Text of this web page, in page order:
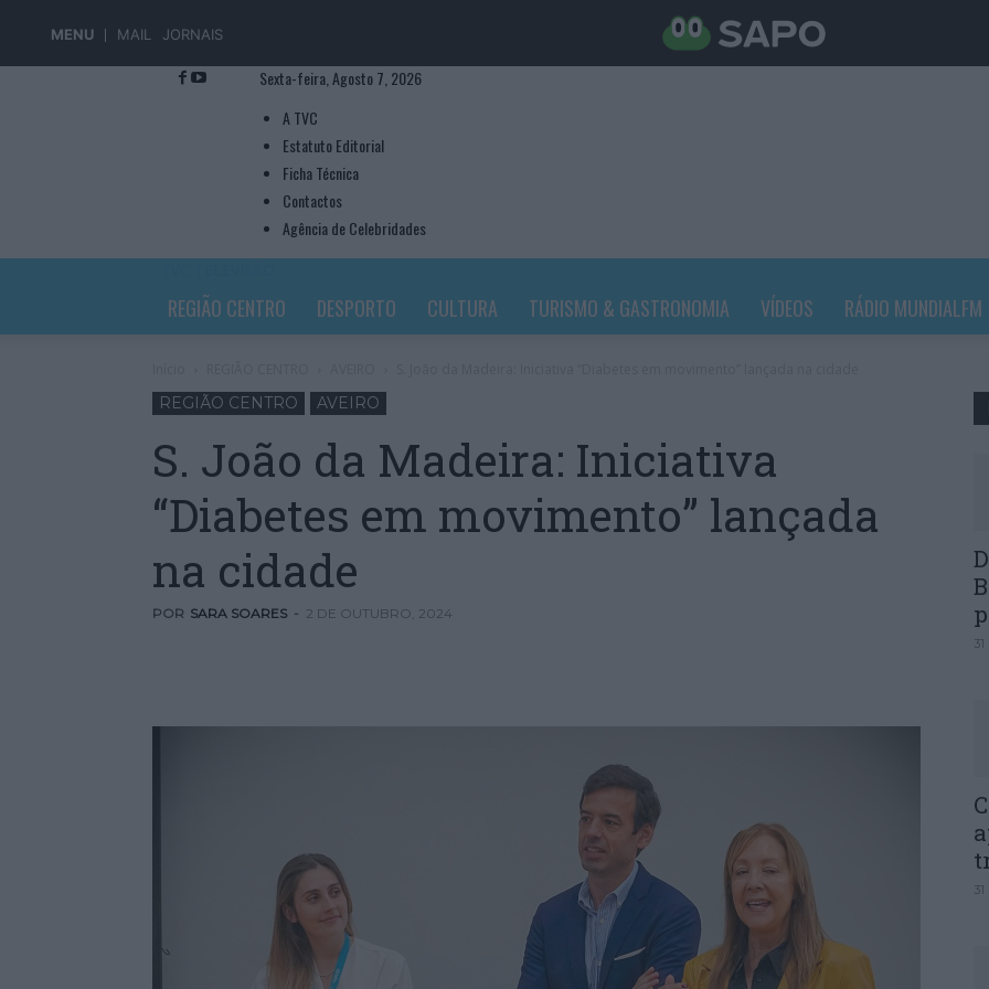
MENU MAIL JORNAIS
Sexta-feira, Agosto 7, 2026
A TVC
Estatuto Editorial
Ficha Técnica
Contactos
Agência de Celebridades
REGIÃO CENTRO DESPORTO CULTURA TURISMO & GASTRONOMIA VÍDEOS RÁDIO MUNDIALFM
REGIÃO CENTRO AVEIRO
S. João da Madeira: Iniciativa
“Diabetes em movimento” lançada
na cidade
POR SARA SOARES - 2 DE OUTUBRO, 2024